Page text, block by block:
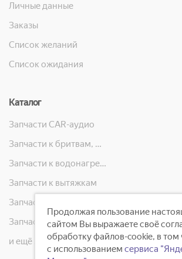
Личные данные
Заказы
Список желаний
Список ожидания
Каталог
Запчасти CAR-аудио
Запчасти к бритвам, машинкам для стрижки, фенам, эпиляторам, зубным щёткам
Запчасти к водонагревателям
Запчасти к вытяжкам
Запчасти к масляным радиаторам, вентиляторам, увлажнителям воздуха и теплотехнике
и ещё 23 категорий
Продолжая пользование
сайтом Вы выражаете своё
обработку файлов-cookie, в том
с использованием сервиса